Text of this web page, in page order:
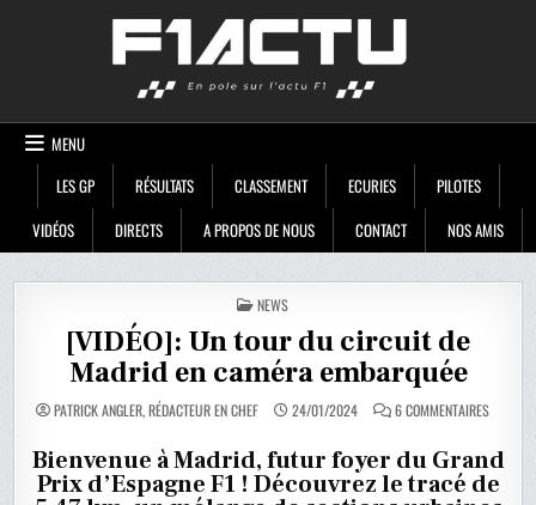
MENU
LES GP
RÉSULTATS CLASSEMENT ECURIES
PILOTES
VIDÉOS
DIRECTS A PROPOS DE NOUS CONTACT NOS AMIS
POSTED
IN
NEWS
[VIDÉO]: Un tour du circuit de
Madrid en caméra embarquée
PATRICK ANGLER, RÉDACTEUR EN CHEF 24/01/2024 6 COMMENTAIRESSUR
[VIDÉO]:
TOUR
DU
CIRCUIT
DE
Bienvenue à Madrid, futur foyer du Grand
Prix d’Espagne F1 ! Découvrez le tracé de